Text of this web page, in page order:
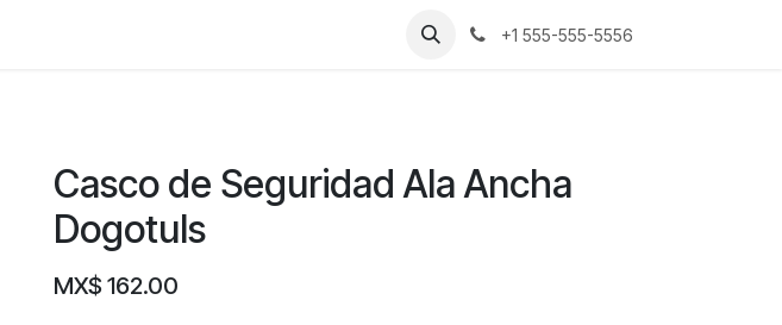
+1 555-555-5556
Casco de Seguridad Ala Ancha
Dogotuls
MX$ 162.00